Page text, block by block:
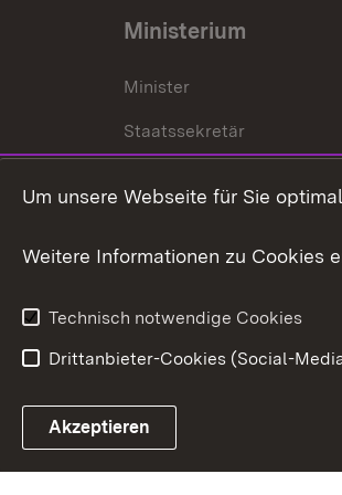
Ministerium
Minister
Staatssekretär
Anfahrt und Kontakt
Link zum Landesportal
Um unsere Webseite für Sie
Weitere Informationen zu Cookies
Technisch notwendige Cookies
Drittanbieter-Cookies (Social-
Akzeptieren